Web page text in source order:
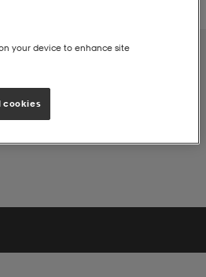
your device to enhance site
cookies